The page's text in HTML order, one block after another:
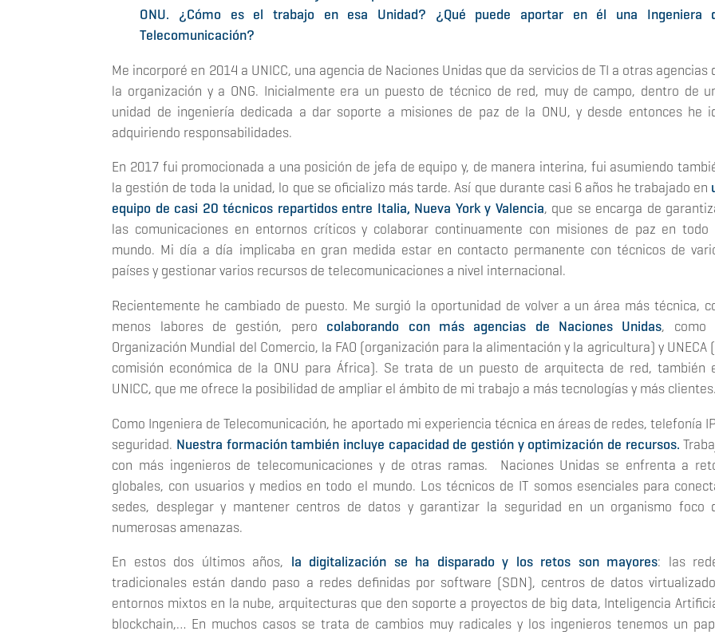
ONU. ¿Cómo es el trabajo en esa Unidad? ¿Qué puede aportar en él una Ingeniera
Telecomunicación?
Me incorporé en 2014 a UNICC, una agencia de Naciones Unidas que da servicios de TI a otras agencias
la organización y a ONG. Inicialmente era un puesto de técnico de red, muy de campo, dentro de
unidad de ingeniería dedicada a dar soporte a misiones de paz de la ONU, y desde entonces he
adquiriendo responsabilidades.
En 2017 fui promocionada a una posición de jefa de equipo y, de manera interina, fui asumiendo
la gestión de toda la unidad, lo que se oficializo más tarde. Así que durante casi 6 años he trabajado en
equipo de casi 20 técnicos repartidos entre Italia, Nueva York y Valencia, que se encarga de
las comunicaciones en entornos críticos y colaborar continuamente con misiones de paz en todo
mundo. Mi día a día implicaba en gran medida estar en contacto permanente con técnicos de
países y gestionar varios recursos de telecomunicaciones a nivel internacional.
Recientemente he cambiado de puesto. Me surgió la oportunidad de volver a un área más técnica,
menos labores de gestión, pero colaborando con más agencias de Naciones Unidas, como
Organización Mundial del Comercio, la FAO (organización para la alimentación y la agricultura) y UNECA
comisión económica de la ONU para África). Se trata de un puesto de arquitecta de red, también
UNICC, que me ofrece la posibilidad de ampliar el ámbito de mi trabajo a más tecnologías y más clientes.
Como Ingeniera de Telecomunicación, he aportado mi experiencia técnica en áreas de redes, telefonía
seguridad. Nuestra formación también incluye capacidad de gestión y optimización de recursos.
con más ingenieros de telecomunicaciones y de otras ramas. Naciones Unidas se enfrenta a
globales, con usuarios y medios en todo el mundo. Los técnicos de IT somos esenciales para
sedes, desplegar y mantener centros de datos y garantizar la seguridad en un organismo foco
numerosas amenazas.
En estos dos últimos años, la digitalización se ha disparado y los retos son mayores: las
tradicionales están dando paso a redes definidas por software (SDN), centros de datos
entornos mixtos en la nube, arquitecturas que den soporte a proyectos de big data, Inteligencia
blockchain,… En muchos casos se trata de cambios muy radicales y los ingenieros tenemos un